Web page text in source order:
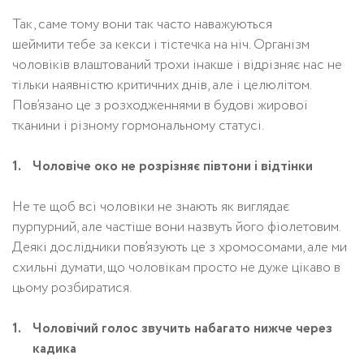
Так, саме тому вони так часто наважуються
шеймити тебе за кекси і тістечка на ніч. Організм
чоловіків влаштований трохи інакше і відрізняє нас не
тільки наявністю критичних днів, але і целюлітом.
Пов’язано це з розходженнями в будові жирової
тканини і різному гормональному статусі.
Чоловіче око не розрізняє півтони і відтінки
Не те щоб всі чоловіки не знають як виглядає
пурпурний, але частіше вони назвуть його фіолетовим.
Деякі дослідники пов’язують це з хромосомами, але ми
схильні думати, що чоловікам просто не дуже цікаво в
цьому розбиратися.
Чоловічий голос звучить набагато нижче через
кадика